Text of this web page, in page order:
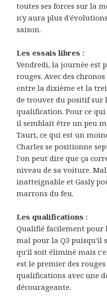
toutes ses forces sur la
n'y aura plus
saison.
Les essais libres :
Vendredi, la journée est
rouges. Avec des
entre la dixième et la
de trouver du positif sur
qualification. Pour ce
il semblait être un peu
Tauri, ce qui est un
Charles se positionne
l'on peut dire que ça
niveau de sa voiture.
inatteignable et Gasly
marrons du feu.
Les qualifications :
Qualifié facilement pour
mal pour la Q3 puisqu'il
qu'il soit éliminé mais
est le premier des
qualifications avec une
décourageante.